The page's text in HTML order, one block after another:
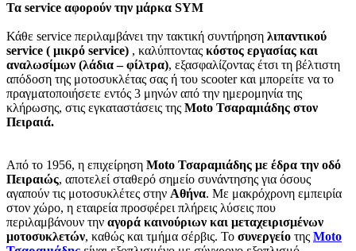
Τα service αφορούν την μάρκα SYM
Κάθε service περιλαμβάνει την τακτική συντήρηση λιπαντικού
service ( μικρό service) , καλύπτοντας κόστος εργασίας και
αναλωσίμων (λάδια – φίλτρα), εξασφαλίζοντας έτσι τη βέλτιστη
απόδοση της μοτοσυκλέτας σας ή του scooter και μπορείτε να το
πραγματοποιήσετε εντός 3 μηνών από την ημερομηνία της
κλήρωσης, στις εγκαταστάσεις της Moto Τσαραμιάδης στον
Πειραιά.
Από το 1956, η επιχείρηση Moto Τσαραμιάδης με έδρα την οδό
Πειραιώς, αποτελεί σταθερό σημείο συνάντησης για όσους
αγαπούν τις μοτοσυκλέτες στην Αθήνα. Με μακρόχρονη εμπειρία
στον χώρο, η εταιρεία προσφέρει πλήρεις λύσεις που
περιλαμβάνουν την αγορά καινούριων και μεταχειρισμένων
μοτοσυκλετών, καθώς και τμήμα σέρβις. Το συνεργείο της Moto